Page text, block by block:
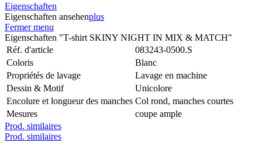
Eigenschaften
Eigenschaften ansehenplus
Fermer menu
Eigenschaften "T-shirt SKINY NIGHT IN MIX & MATCH"
Réf. d'article
083243-0500.S
Coloris
Blanc
Propriétés de lavage
Lavage en machine
Dessin & Motif
Unicolore
Encolure et longueur des manches Col rond, manches courtes
Mesures
coupe ample
Prod. similaires
Prod. similaires